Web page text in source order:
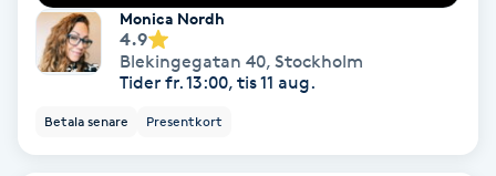
MicroPen
Microshading
Mixfransar
Monica Nordh
4.9
Blekingegatan 40, Stockholm
Tider fr. 13:00, tis 11 aug.
Betala senare Presentkort